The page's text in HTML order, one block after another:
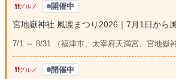
グルメ 開催中
宮地嶽神社 風凛まつり2026｜7月1日から
7/1 ～ 8/31 （福津市、太宰府天満宮、宮地嶽神
グルメ 開催中